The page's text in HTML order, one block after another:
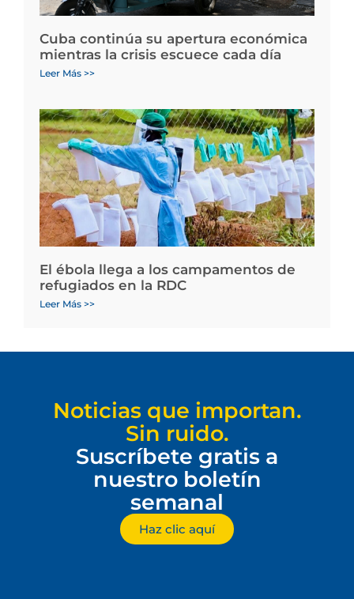
Cuba continúa su apertura económica
mientras la crisis escuece cada día
Leer Más >>
El ébola llega a los campamentos de
refugiados en la RDC
Leer Más >>
Noticias que importan.
Sin ruido.
Suscríbete gratis a
nuestro boletín
semanal
Haz clic aquí